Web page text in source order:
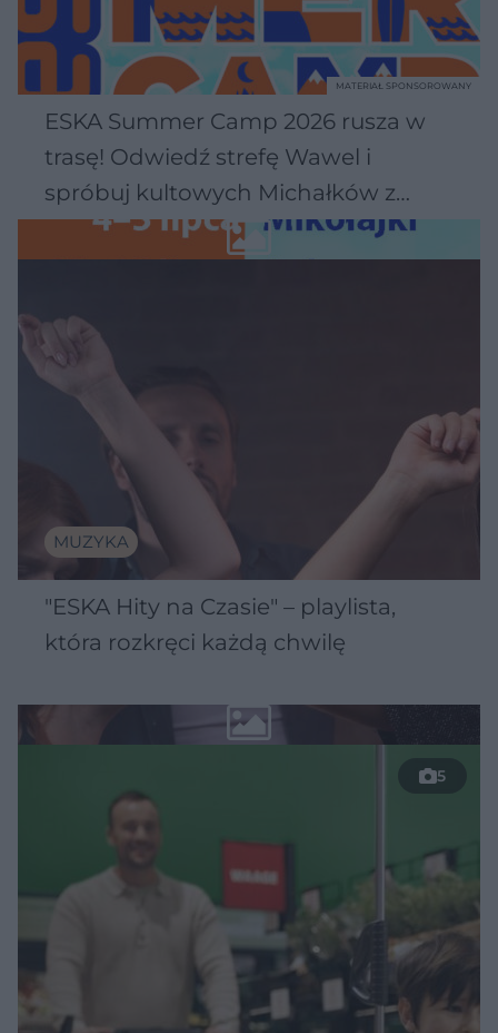
ESKA Summer Camp 2026 rusza w
trasę! Odwiedź strefę Wawel i
spróbuj kultowych Michałków z
Wawelu
MATERIAŁ SPONSOROWANY
MUZYKA
"ESKA Hity na Czasie" – playlista,
która rozkręci każdą chwilę
5